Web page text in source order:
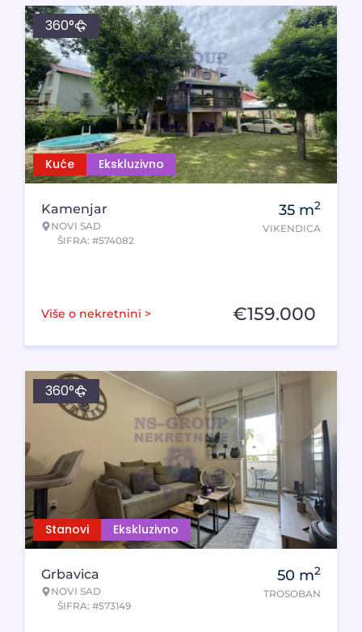
Kuće Ekskluzivno
360°
Kamenjar
NOVI SAD
ŠIFRA: #574082
35 m2
VIKENDICA
Više o nekretnini > €159.000
Stanovi Ekskluzivno
360°
Grbavica
NOVI SAD
ŠIFRA: #573149
50 m2
TROSOBAN